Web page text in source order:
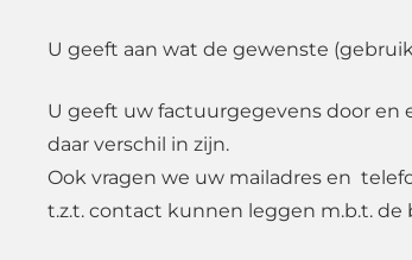
U geeft aan wat de gewenste
U geeft uw factuurgegevens door en
daar verschil in zijn.
Ook vragen we uw mailadres en
t.z.t. contact kunnen leggen m.b.t. de